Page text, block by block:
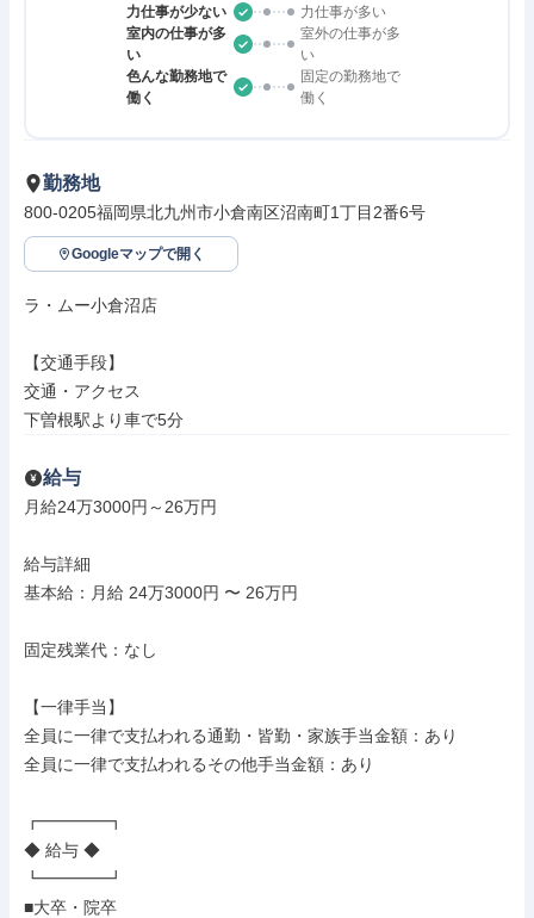
力仕事が少ない
力仕事が多い
室内の仕事が多
い
室外の仕事が多
い
色んな勤務地で
働く
固定の勤務地で
働く
勤務地
800-0205福岡県北九州市小倉南区沼南町1丁目2番6号
Googleマップで開く
ラ・ムー小倉沼店
【交通手段】
交通・アクセス
下曽根駅より車で5分
給与
月給24万3000円～26万円
給与詳細
基本給：月給 24万3000円 〜 26万円
固定残業代：なし
【一律手当】
全員に一律で支払われる通勤・皆勤・家族手当金額：あり
全員に一律で支払われるその他手当金額：あり
┏━━━━┓
◆ 給与 ◆
┗━━━━┛
■大卒・院卒